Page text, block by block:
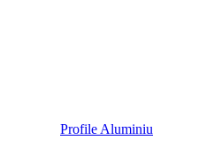
Profile Aluminiu